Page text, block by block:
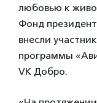
любовью к
Фонд
внесли
программы
VK Добро.